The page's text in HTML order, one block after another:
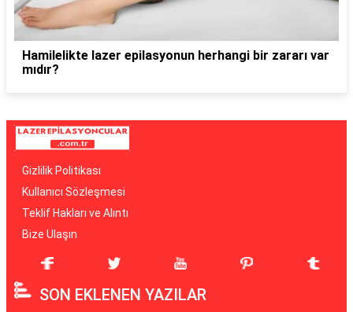
Hamilelikte lazer epilasyonun herhangi bir zararı var
mıdır?
Gizlilik Politikası
Kullanıcı Sözleşmesi
Teklif Hakları ve Alıntı
Bize Ulaşın
SON EKLENEN YAZILAR